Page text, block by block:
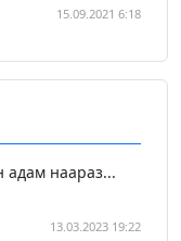
15.09.2021 6:18
наараз...
13.03.2023 19:22